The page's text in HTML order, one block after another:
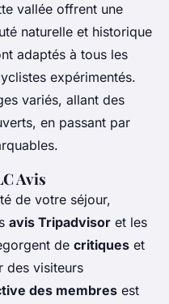
vallée offrent une
naturelle et historique
adaptés à tous les
expérimentés.
variés, allant des
en passant par
Avis
de votre séjour,
avis Tripadvisor et les
de critiques et
des visiteurs
des membres est